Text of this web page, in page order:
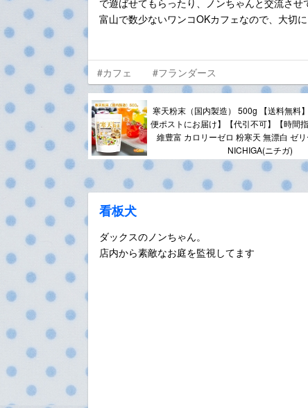
で遊ばせてもらったり、ノンちゃんと交流さ
富山で数少ないワンコOKカフェなので、大切
#カフェ #フランダース
寒天粉末（国内製造） 500g 【送料無料
便ポストにお届け】【代引不可】【時間
維豊富 カロリーゼロ 粉寒天 無漂白 ゼ
NICHIGA(ニチガ)
看板犬
ダックスのノンちゃん。
店内から素敵なお庭を監視してます